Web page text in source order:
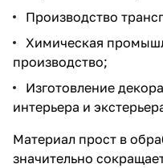
Производство
Химическая
производство;
Изготовление
интерьера и
Материал прост в
значительно